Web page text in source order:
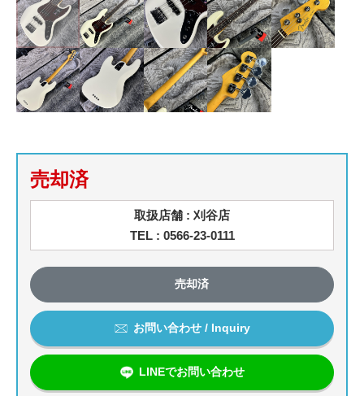
売却済
取扱店舗 : 刈谷店
TEL : 0566-23-0111
売却済
お問い合わせ / Inquiry
LINEでお問い合わせ